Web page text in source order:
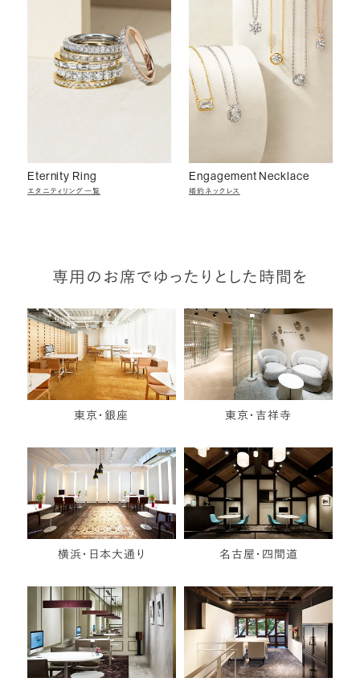
Eternity Ring
エタニティリング一覧
Engagement Necklace
婚約ネックレス
専用のお席でゆったりとした時間を
東京・銀座 東京・吉祥寺
横浜・日本大通り 名古屋・四間道